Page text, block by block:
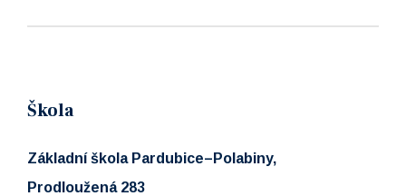
Škola
Základní škola Pardubice–Polabiny,
Prodloužená 283